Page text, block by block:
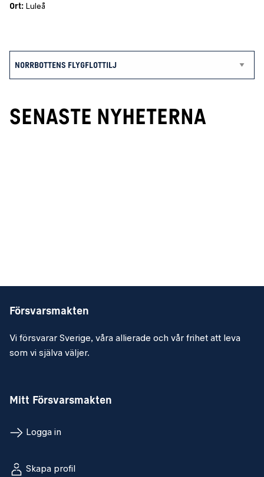
Ort: Luleå
SENASTE NYHETERNA
Försvarsmakten
Vi försvarar Sverige, våra allierade och vår frihet att leva
som vi själva väljer.
Mitt Försvarsmakten
Logga in
Skapa profil